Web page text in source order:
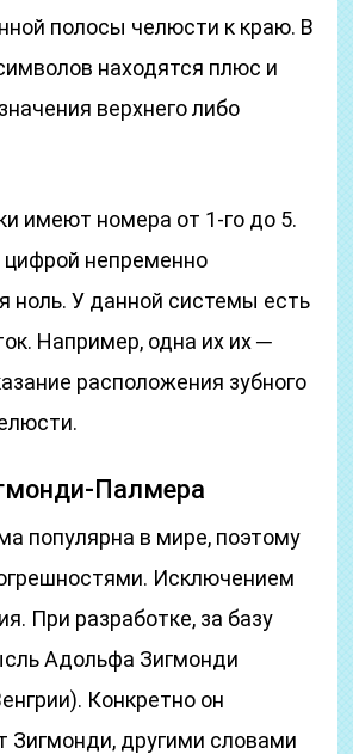
полосы челюсти к краю. В
находятся плюс и
верхнего либо
имеют номера от 1-го до 5.
непременно
ноль. У данной системы есть
Например, одна их их ─
расположения зубного
Палмера
популярна в мире, поэтому
Исключением
При разработке, за базу
Адольфа Зигмонди
Конкретно он
Зигмонди, другими словами